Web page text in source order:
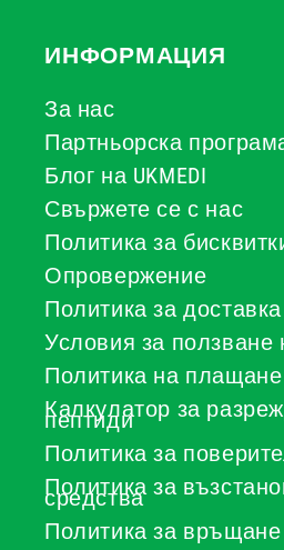
ИНФОРМАЦИЯ
За нас
Партньорска
Блог на UKMEDI
Свържете се с нас
Политика за
Опровержение
Политика за доставка
Условия за ползване
Политика на плащане
Калкулатор за
пептиди
Политика за
Политика за
средства
Политика за връщане